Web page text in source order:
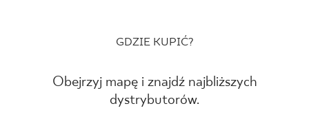
GDZIE KUPIĆ?
Obejrzyj mapę i znajdź najbliższych
dystrybutorów.